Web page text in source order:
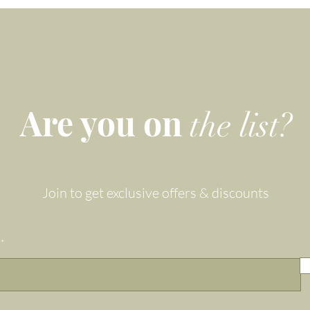
Are you on the list?
Join to get exclusive offers & discounts